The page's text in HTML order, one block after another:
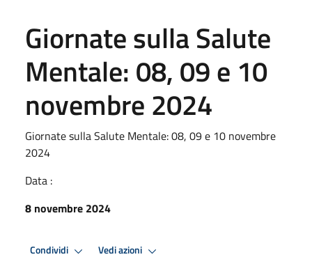
Giornate sulla Salute
Mentale: 08, 09 e 10
novembre 2024
Giornate sulla Salute Mentale: 08, 09 e 10 novembre
2024
Data :
8 novembre 2024
Condividi Vedi azioni